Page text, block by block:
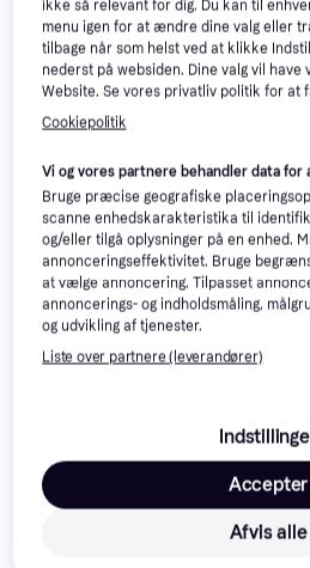
Rev'it! MC-Handsker Ritmo,
Neongul
Motorcykelhandske
Eller 3 betalinger af 230 kr.
5 butikker
3
ikke så relevant for dig. Du kan til
menu igen for at ændre dine valg eller
tilbage når som helst ved at klikke
nederst på websiden. Dine valg vil have
Website. Se vores privatliv politik for at
Cookiepolitik
Vi og vores partnere behandler data for
Bruge præcise geografiske
scanne enhedskarakteristika til
og/eller tilgå oplysninger på en enhed.
annonceringseffektivitet. Bruge
at vælge annoncering. Tilpasset
annoncerings- og indholdsmåling,
og udvikling af tjenester.
Liste over partnere (leverandører)
Afvis alle
Accepter